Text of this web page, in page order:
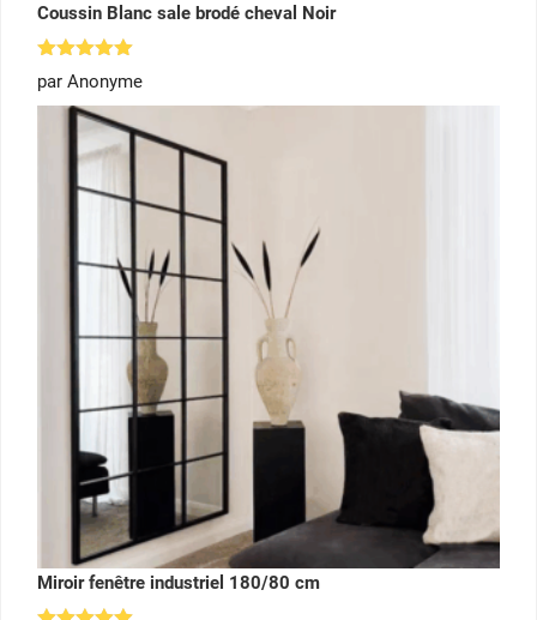
Coussin Blanc sale brodé cheval Noir
Note
sur 5
par Anonyme
Miroir fenêtre industriel 180/80 cm